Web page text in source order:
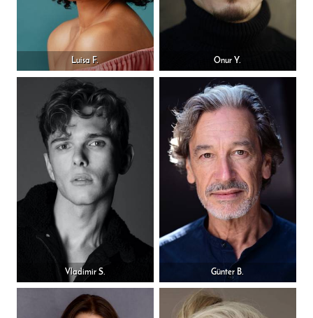
Luisa F. Onur Y.
Vladimir S. Günter B.